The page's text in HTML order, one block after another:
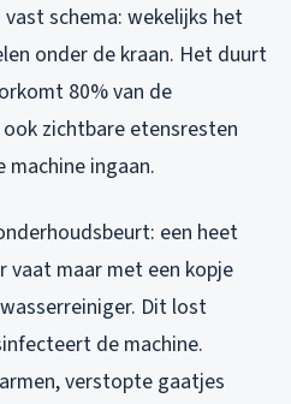
schema: wekelijks het
onder de kraan. Het duurt
80% van de
zichtbare etensresten
ingaan.
een heet
vaat maar met een kopje
Dit lost
de machine.
verstopte gaatjes